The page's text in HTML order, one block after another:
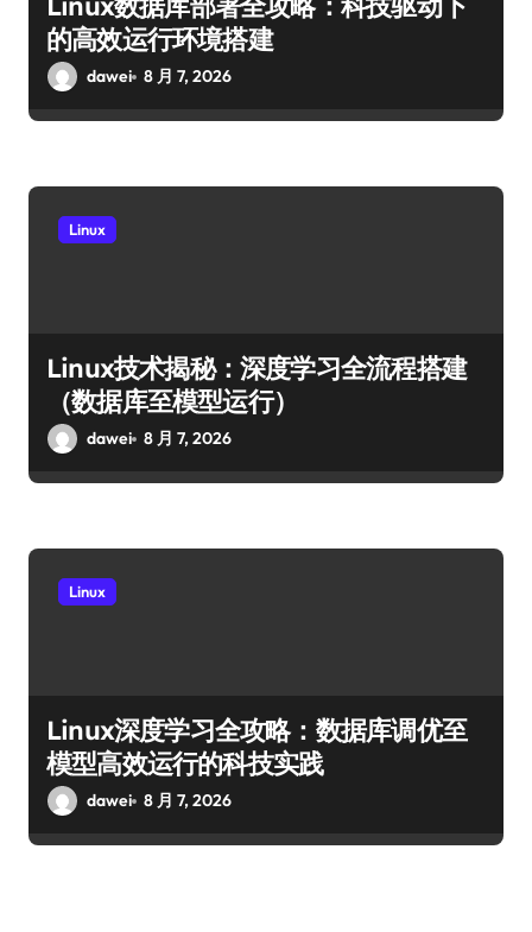
的高效运行环境搭建
dawei 8 月 7, 2026
Linux
Linux技术揭秘：深度学习全流程搭建
（数据库至模型运行）
dawei 8 月 7, 2026
Linux
Linux深度学习全攻略：数据库调优至
模型高效运行的科技实践
dawei 8 月 7, 2026